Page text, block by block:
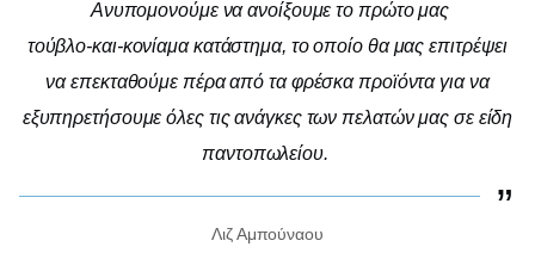
Ανυπομονούμε να ανοίξουμε το πρώτο μας
τούβλο-και-κονίαμακατάστημα, το οποίο θα μας επιτρέψει
να επεκταθούμε πέρα ​​από τα φρέσκα προϊόντα για να
εξυπηρετήσουμε όλες τις ανάγκες των πελατών μας σε είδη
παντοπωλείου.
Λιζ Αμπούναου